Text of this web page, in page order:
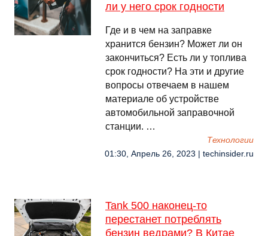
ли у него срок годности
Где и в чем на заправке
хранится бензин? Может ли он
закончиться? Есть ли у топлива
срок годности? На эти и другие
вопросы отвечаем в нашем
материале об устройстве
автомобильной заправочной
станции. …
Технологии
01:30, Апрель 26, 2023 | techinsider.ru
Tank 500 наконец-то
перестанет потреблять
бензин ведрами? В Китае